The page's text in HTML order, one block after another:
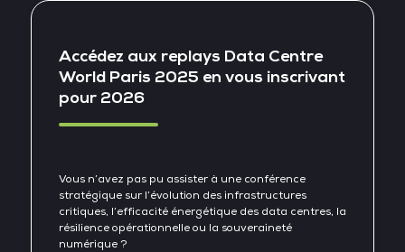
Accédez aux replays Data Centre
World Paris 2025 en vous inscrivant
pour 2026
Vous n’avez pas pu assister à une conférence
stratégique sur l’évolution des infrastructures
critiques, l’efficacité énergétique des data centres, la
résilience opérationnelle ou la souveraineté
numérique ?